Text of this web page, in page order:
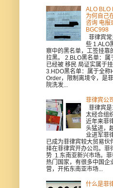
ALO BLO
为何自己
咨询 电报
BGC998
菲律宾
些 1.ALO
察中的黑名单，工签挂靠
拉黑。 2.BLO黑名单：属
已经被 移民 局证实属于挂
3.HDO黑名单：属于全称
Order，限制离境令，是
院洗发...
菲律宾公
菲律宾
太经合组
近年来菲
头猛进，
业进军菲
已成为菲律宾较大贸易伙
择在菲律宾开办公司。菲
势 1.东南亚新兴市场。
热门国家，有很多中国企
营，开拓东南亚市场...
什么是菲